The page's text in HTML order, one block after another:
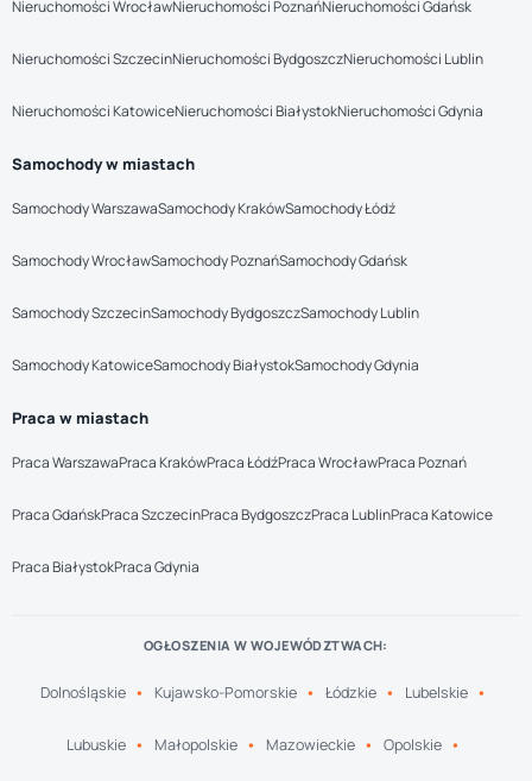
Nieruchomości WrocławNieruchomości PoznańNieruchomości Gdańsk
Nieruchomości SzczecinNieruchomości BydgoszczNieruchomości Lublin
Nieruchomości KatowiceNieruchomości BiałystokNieruchomości Gdynia
Samochody w miastach
Samochody WarszawaSamochody KrakówSamochody Łódź
Samochody WrocławSamochody PoznańSamochody Gdańsk
Samochody SzczecinSamochody BydgoszczSamochody Lublin
Samochody KatowiceSamochody BiałystokSamochody Gdynia
Praca w miastach
Praca WarszawaPraca KrakówPraca ŁódźPraca WrocławPraca Poznań
Praca GdańskPraca SzczecinPraca BydgoszczPraca LublinPraca Katowice
Praca BiałystokPraca Gdynia
OGŁOSZENIA W WOJEWÓDZTWACH:
Dolnośląskie Kujawsko-Pomorskie Łódzkie Lubelskie
Lubuskie Małopolskie Mazowieckie Opolskie